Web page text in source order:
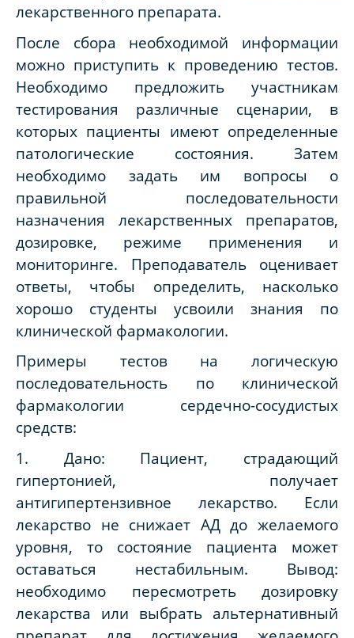
лекарственного препарата.
После сбора необходимой информации
можно приступить к проведению тестов.
Необходимо предложить участникам
тестирования различные сценарии, в
которых пациенты имеют определенные
патологические состояния. Затем
необходимо задать им вопросы о
правильной последовательности
назначения лекарственных препаратов,
дозировке, режиме применения и
мониторинге. Преподаватель оценивает
ответы, чтобы определить, насколько
хорошо студенты усвоили знания по
клинической фармакологии.
Примеры тестов на логическую
последовательность по клинической
фармакологии сердечно-сосудистых
средств:
1. Дано: Пациент, страдающий
гипертонией, получает
антигипертензивное лекарство. Если
лекарство не снижает АД до желаемого
уровня, то состояние пациента может
оставаться нестабильным. Вывод:
необходимо пересмотреть дозировку
лекарства или выбрать альтернативный